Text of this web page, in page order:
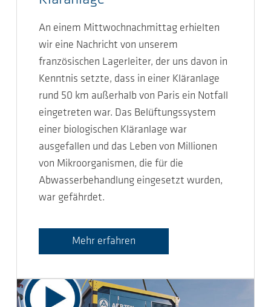
An einem Mittwochnachmittag erhielten
wir eine Nachricht von unserem
französischen Lagerleiter, der uns davon in
Kenntnis setzte, dass in einer Kläranlage
rund 50 km außerhalb von Paris ein Notfall
eingetreten war. Das Belüftungssystem
einer biologischen Kläranlage war
ausgefallen und das Leben von Millionen
von Mikroorganismen, die für die
Abwasserbehandlung eingesetzt wurden,
war gefährdet.
Mehr erfahren